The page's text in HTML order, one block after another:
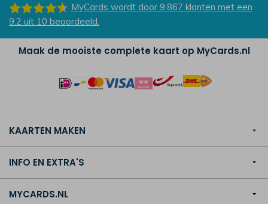
MyCards wordt door 9.867 klanten met een
9.2 uit 10 beoordeeld.
Maak de mooiste complete kaart op MyCards.nl
KAARTEN MAKEN
INFO EN EXTRA'S
MYCARDS.NL